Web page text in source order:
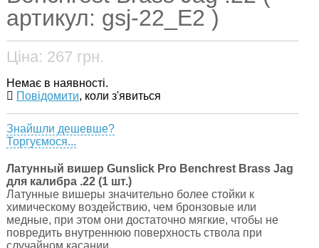
артикул: gsj-22_E2 )
Ціна: 267 грн.
Немає в наявності.
Повідомити, коли з'явиться
Знайшли дешевше?
Торгуємося...
Латунный вишер Gunslick Pro Benchrest Brass Jag
для калибра .22 (1 шт.)
Латунные вишеры значительно более стойки к
химическому воздействию, чем бронзовые или
медные, при этом они достаточно мягкие, чтобы не
повредить внутреннюю поверхность ствола при
случайном касании.